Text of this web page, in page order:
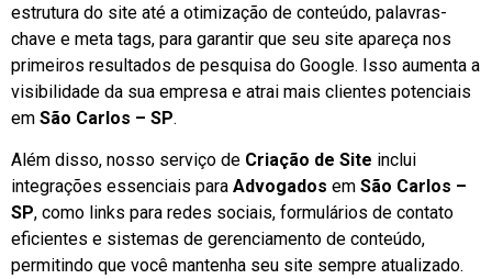
estrutura do site até a otimização de conteúdo, palavras-
chave e meta tags, para garantir que seu site apareça nos
primeiros resultados de pesquisa do Google. Isso aumenta a
visibilidade da sua empresa e atrai mais clientes potenciais
em São Carlos – SP.
Além disso, nosso serviço de Criação de Site inclui
integrações essenciais para Advogados em São Carlos –
SP, como links para redes sociais, formulários de contato
eficientes e sistemas de gerenciamento de conteúdo,
permitindo que você mantenha seu site sempre atualizado.